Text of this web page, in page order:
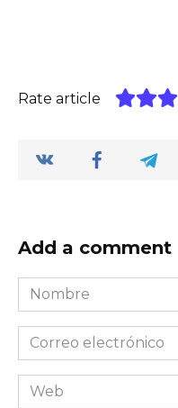
Rate article
Add a comment
Nombre
*
Correo
electrónico
*Web